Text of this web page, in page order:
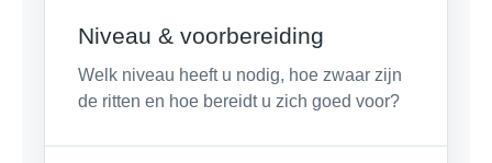
Niveau & voorbereiding
Welk niveau heeft u nodig, hoe zwaar zijn
de ritten en hoe bereidt u zich goed voor?